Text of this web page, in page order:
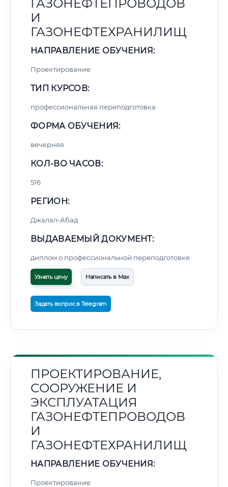
ГАЗОНЕФТЕПРОВОДОВ
И
ГАЗОНЕФТЕХРАНИЛИЩ
НАПРАВЛЕНИЕ ОБУЧЕНИЯ:
Проектирование
ТИП КУРСОВ:
профессиональная переподготовка
ФОРМА ОБУЧЕНИЯ:
вечерняя
КОЛ-ВО ЧАСОВ:
516
РЕГИОН:
Джалал-Абад
ВЫДАВАЕМЫЙ ДОКУМЕНТ:
диплом о профессиональной переподготовке
Узнать цену Написать в Max
Задать вопрос в Telegram
ПРОЕКТИРОВАНИЕ,
СООРУЖЕНИЕ И
ЭКСПЛУАТАЦИЯ
ГАЗОНЕФТЕПРОВОДОВ
И
ГАЗОНЕФТЕХРАНИЛИЩ
НАПРАВЛЕНИЕ ОБУЧЕНИЯ:
Проектирование